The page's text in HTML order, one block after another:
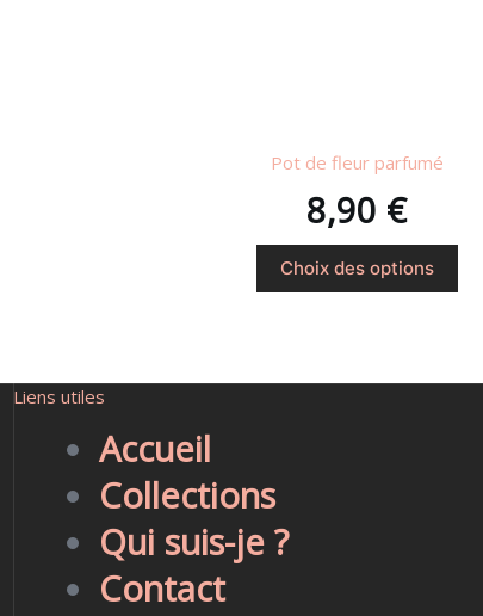
Pot de fleur parfumé
8,90 €
Choix des options
Liens utiles
Accueil
Collections
Qui suis-je ?
Contact